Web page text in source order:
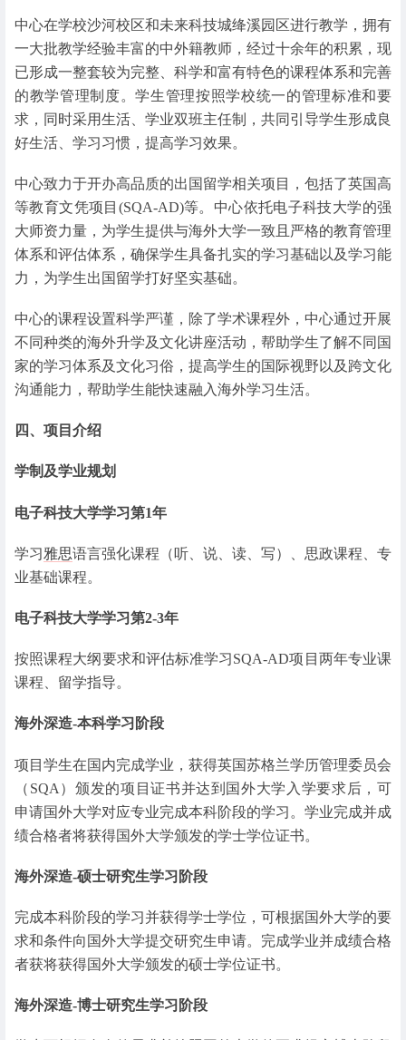
中心在学校沙河校区和未来科技城绛溪园区进行教学，拥有
一大批教学经验丰富的中外籍教师，经过十余年的积累，现
已形成一整套较为完整、科学和富有特色的课程体系和完善
的教学管理制度。学生管理按照学校统一的管理标准和要
求，同时采用生活、学业双班主任制，共同引导学生形成良
好生活、学习习惯，提高学习效果。
中心致力于开办高品质的出国留学相关项目，包括了英国高
等教育文凭项目(SQA-AD)等。中心依托电子科技大学的强
大师资力量，为学生提供与海外大学一致且严格的教育管理
体系和评估体系，确保学生具备扎实的学习基础以及学习能
力，为学生出国留学打好坚实基础。
中心的课程设置科学严谨，除了学术课程外，中心通过开展
不同种类的海外升学及文化讲座活动，帮助学生了解不同国
家的学习体系及文化习俗，提高学生的国际视野以及跨文化
沟通能力，帮助学生能快速融入海外学习生活。
四、项目介绍
学制及学业规划
电子科技大学学习第1年
学习雅思语言强化课程（听、说、读、写）、思政课程、专
业基础课程。
电子科技大学学习第2-3年
按照课程大纲要求和评估标准学习SQA-AD项目两年专业课
课程、留学指导。
海外深造-本科学习阶段
项目学生在国内完成学业，获得英国苏格兰学历管理委员会
（SQA）颁发的项目证书并达到国外大学入学要求后，可
申请国外大学对应专业完成本科阶段的学习。学业完成并成
绩合格者将获得国外大学颁发的学士学位证书。
海外深造-硕士研究生学习阶段
完成本科阶段的学习并获得学士学位，可根据国外大学的要
求和条件向国外大学提交研究生申请。完成学业并成绩合格
者获将获得国外大学颁发的硕士学位证书。
海外深造-博士研究生学习阶段